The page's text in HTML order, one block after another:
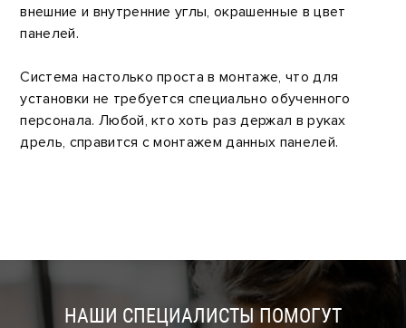
внешние и внутренние углы, окрашенные в цвет
панелей.
Система настолько проста в монтаже, что для
установки не требуется специально обученного
персонала. Любой, кто хоть раз держал в руках
дрель, справится с монтажем данных панелей.
НАШИ СПЕЦИАЛИСТЫ ПОМОГУТ